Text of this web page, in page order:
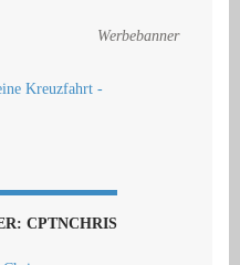
Werbebanner
CPTNCHRIS